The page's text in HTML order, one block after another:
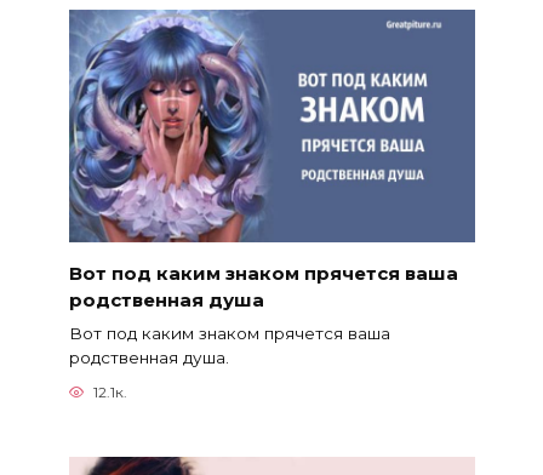
Вот под каким знаком прячется ваша
родственная душа
Вот под каким знаком прячется ваша
родственная душа.
12.1к.